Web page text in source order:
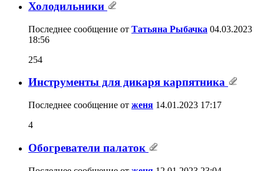
Холодильники
Последнее сообщение от Татьяна Рыбачка 04.03.2023
18:56
254
Инструменты для дикаря карпятника
Последнее сообщение от женя 14.01.2023 17:17
4
Обогреватели палаток